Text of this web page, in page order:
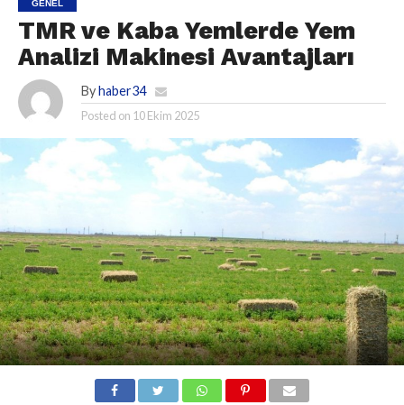
GENEL
TMR ve Kaba Yemlerde Yem
Analizi Makinesi Avantajları
By haber34
Posted on 10 Ekim 2025